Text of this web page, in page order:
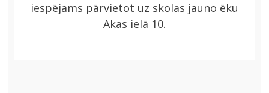
iespējams pārvietot uz skolas jauno ēku
Akas ielā 10.